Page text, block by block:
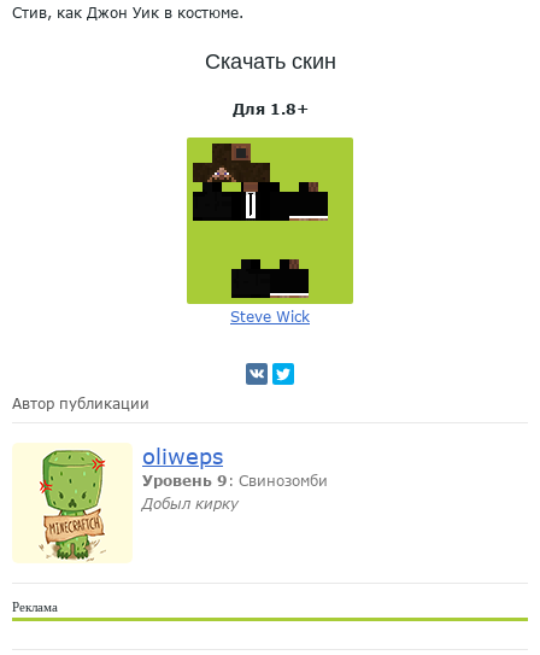
Стив, как Джон Уик в костюме.
Скачать скин
Для 1.8+
Steve Wick
Автор публикации
oliweps
Уровень 9 : Свинозомби
Добыл кирку
Реклама